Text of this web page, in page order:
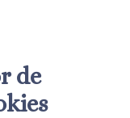
de